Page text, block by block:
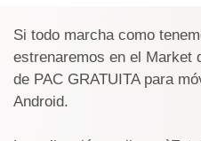
Si todo marcha como
estrenaremos en el Market
de PAC GRATUITA para
Android.